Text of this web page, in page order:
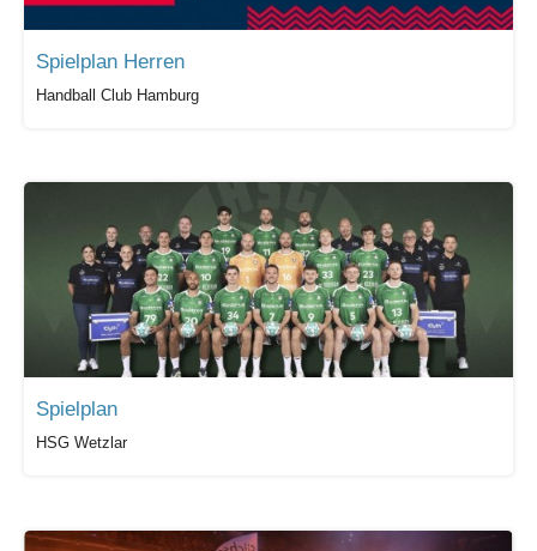
Spielplan Herren
Handball Club Hamburg
Spielplan
HSG Wetzlar